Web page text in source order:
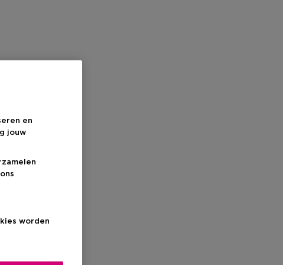
en
jouw
worden